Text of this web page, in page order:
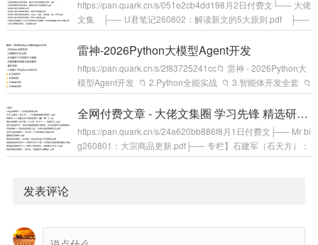
https://pan.quark.cn/s/051e2cb4dd198月2日付费文└── 大佬
文集 ├── U君笔记260802：解读新文的5大原则.pdf ├──
什么样的男人最让女人无法抵抗？.pdf ├── 余说260802：
情绪管理.pdf ├── 冷局的策略空间260802给MBA一节案例
课 ：凯利公式在量化实盘中的应用.pdf ├──...
雷神-2026Python大模型Agent开发
https://pan.quark.cn/s/2f83725241cc📁 雷神 - 2026Python大
模型Agent开发 📁 2.Python全能实战 📁 3.智能体开发全套 📁
4.机器学习与深度学习基础 📁 5.模型量化微调与就业辅导 📁
课件资料 📁 1.快速上手Python与AI生态 📁 6.天宫医疗 📁全网付费文章 - 大佬文集圈 学习先锋 精选研报 8月1日更新
https://pan.quark.cn/s/24a620bb886f8月1日付费文├── Mr bi
g260801：大宗商品更新.pdf├── 专栏】石建军（石天方）：
八月能够如期反弹吗？.pdf├── 人物附注——金靴会员文章26
发表评论